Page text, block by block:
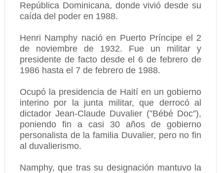
República Dominicana, donde vivió desde su
caída del poder en 1988.
Henri Namphy nació en Puerto Príncipe el 2
de noviembre de 1932. Fue un militar y
presidente de facto desde el 6 de febrero de
1986 hasta el 7 de febrero de 1988.
Ocupó la presidencia de Haití en un gobierno
interino por la junta militar, que derrocó al
dictador Jean-Claude Duvalier (”Bébé Doc”),
poniendo fin a casi 30 años de gobierno
personalista de la familia Duvalier, pero no fin
al duvalierismo.
Namphy, que tras su designación mantuvo la